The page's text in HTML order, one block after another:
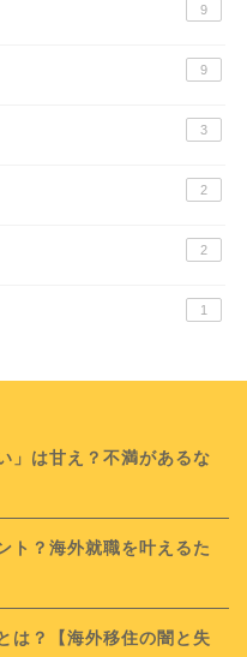
9
9
3
2
2
1
」は甘え？不満があるな
ト？海外就職を叶えるた
は？【海外移住の闇と失